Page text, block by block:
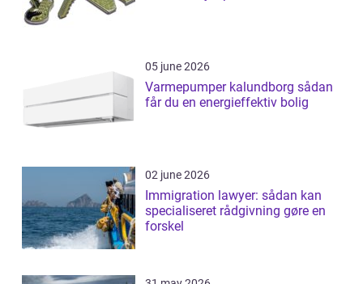
05 june 2026
Varmepumper kalundborg sådan
får du en energieffektiv bolig
02 june 2026
Immigration lawyer: sådan kan
specialiseret rådgivning gøre en
forskel